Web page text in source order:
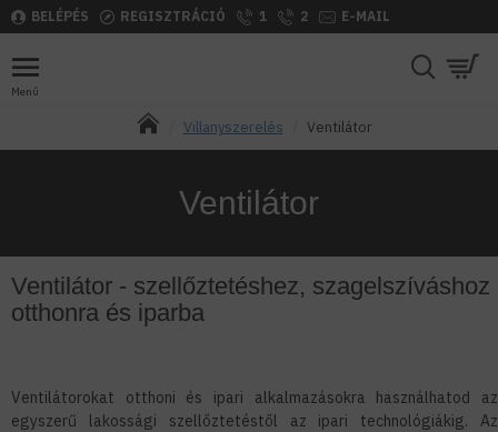
BELÉPÉS REGISZTRÁCIÓ 1 2 E-MAIL
Villanyszerelés Ventilátor
Ventilátor
Ventilátor - szellőztetéshez, szagelszíváshoz
otthonra és iparba
Ventilátorokat otthoni és ipari alkalmazásokra használhatod az
egyszerű lakossági szellőztetéstől az ipari technológiákig. Az